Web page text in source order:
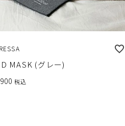
MASK (グレー)
税込